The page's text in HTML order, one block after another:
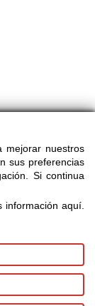
SL. - All Rights
mejorar nuestros
sus preferencias
Si continua
aquí.